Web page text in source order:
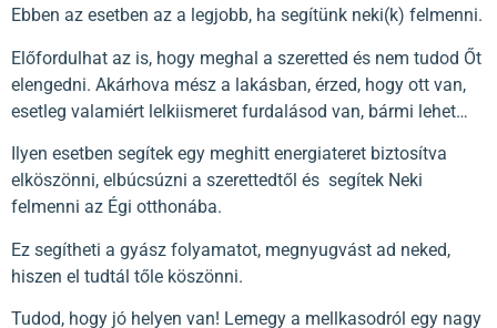
Ebben az esetben az a legjobb, ha segítünk neki(k) felmenni.
Előfordulhat az is, hogy meghal a szeretted és nem tudod Őt
elengedni. Akárhova mész a lakásban, érzed, hogy ott van,
esetleg valamiért lelkiismeret furdalásod van, bármi lehet…
Ilyen esetben segítek egy meghitt energiateret biztosítva
elköszönni, elbúcsúzni a szerettedtől és segítek Neki
felmenni az Égi otthonába.
Ez segítheti a gyász folyamatot, megnyugvást ad neked,
hiszen el tudtál tőle köszönni.
Tudod, hogy jó helyen van! Lemegy a mellkasodról egy nagy